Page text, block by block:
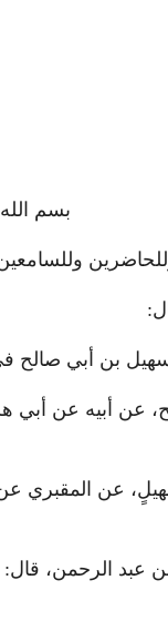
بسم
بن أبي صالح
عن أبيه عن
عن
بن عبد